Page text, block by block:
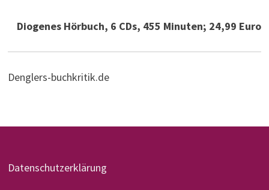
Diogenes Hörbuch, 6 CDs, 455 Minuten; 24,99 Euro
Denglers-buchkritik.de
Datenschutzerklärung